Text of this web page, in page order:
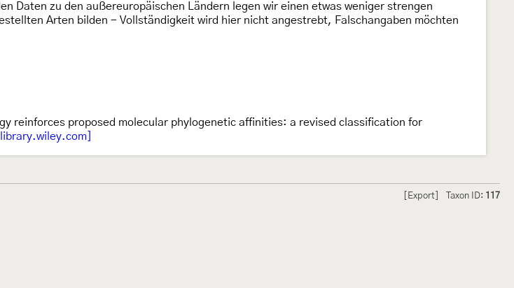
Daten zu den außereuropäischen Ländern legen wir einen etwas weniger strengen
Arten bilden - Vollständigkeit wird hier nicht angestrebt, Falschangaben möchten
reinforces proposed molecular phylogenetic affinities: a revised classification for
Taxon ID: 117
[Export]